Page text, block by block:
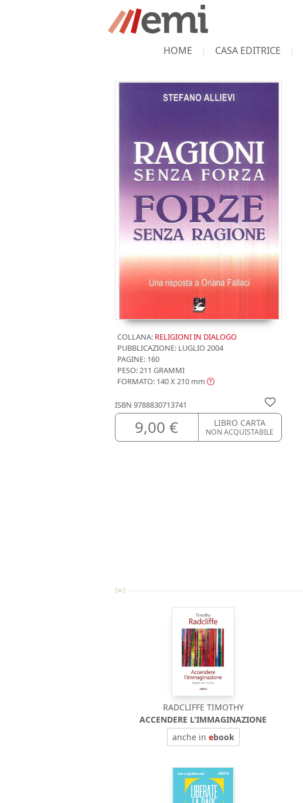
HOME CASA EDITRICE
COLLANA: RELIGIONI IN DIALOGO
PUBBLICAZIONE: LUGLIO 2004
PAGINE: 160
PESO: 211 GRAMMI
FORMATO: 140 X 210 mm
ISBN 9788830713741
9,00 € LIBRO CARTA
NON ACQUISTABILE
RADCLIFFE TIMOTHY
ACCENDERE L'IMMAGINAZIONE
anche in ebook